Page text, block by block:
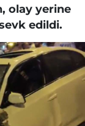
olay yerine
edildi.